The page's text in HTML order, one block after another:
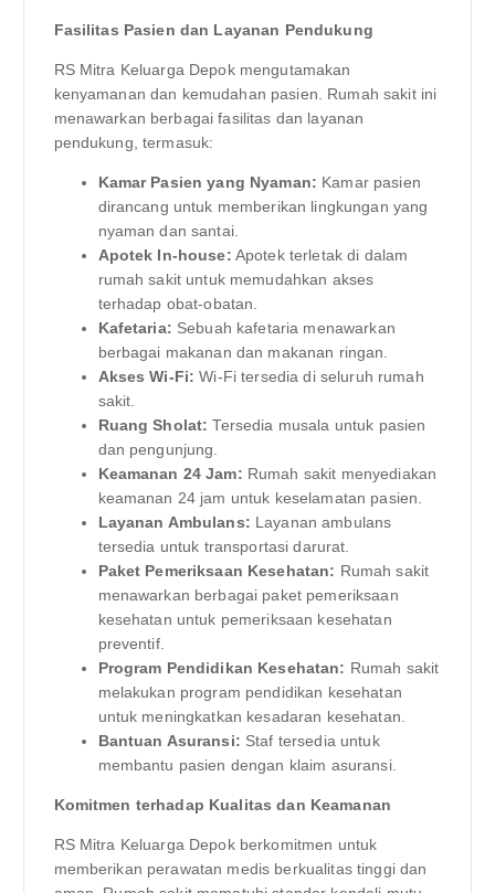
Fasilitas Pasien dan Layanan Pendukung
RS Mitra Keluarga Depok mengutamakan
kenyamanan dan kemudahan pasien. Rumah sakit ini
menawarkan berbagai fasilitas dan layanan
pendukung, termasuk:
Kamar Pasien yang Nyaman: Kamar pasien
dirancang untuk memberikan lingkungan yang
nyaman dan santai.
Apotek In-house: Apotek terletak di dalam
rumah sakit untuk memudahkan akses
terhadap obat-obatan.
Kafetaria: Sebuah kafetaria menawarkan
berbagai makanan dan makanan ringan.
Akses Wi-Fi: Wi-Fi tersedia di seluruh rumah
sakit.
Ruang Sholat: Tersedia musala untuk pasien
dan pengunjung.
Keamanan 24 Jam: Rumah sakit menyediakan
keamanan 24 jam untuk keselamatan pasien.
Layanan Ambulans: Layanan ambulans
tersedia untuk transportasi darurat.
Paket Pemeriksaan Kesehatan: Rumah sakit
menawarkan berbagai paket pemeriksaan
kesehatan untuk pemeriksaan kesehatan
preventif.
Program Pendidikan Kesehatan: Rumah sakit
melakukan program pendidikan kesehatan
untuk meningkatkan kesadaran kesehatan.
Bantuan Asuransi: Staf tersedia untuk
membantu pasien dengan klaim asuransi.
Komitmen terhadap Kualitas dan Keamanan
RS Mitra Keluarga Depok berkomitmen untuk
memberikan perawatan medis berkualitas tinggi dan